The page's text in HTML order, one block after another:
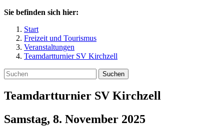
Sie befinden sich hier:
Start
Freizeit und Tourismus
Veranstaltungen
Teamdartturnier SV Kirchzell
Suchen
Teamdartturnier SV Kirchzell
Samstag, 8. November 2025